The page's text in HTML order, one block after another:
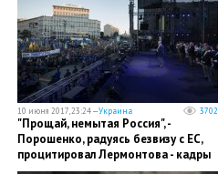
10 июня 2017, 23:24 —Украина 3702
"Прощай, немытая Россия", -
Порошенко, радуясь безвизу с ЕС,
процитировал Лермонтова - кадры